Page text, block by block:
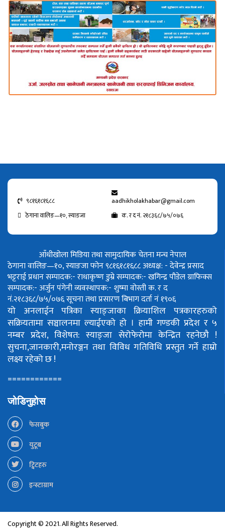
९८१६१८१६८८
aadhikholakhabar@gmail.com
ठेगाना वालिङ—१०, स्याङजा
क. र द नं. २१८३६८/७५/०७६
आँधीखोला मिडिया तथा सामुदायिक चेतना मन्च नेपाल
ठेगाना वालिङ—१०, स्याङजा फोन ९८१६१८१६८८अध्यक्ष: - देवेन्द्र प्रसाद
भट्टराईप्रधान सम्पादक:- राधाकृष्ण डुम्रेसम्पादक:- खगिन्द्र पौडेलग्राफिक्स
सम्पादक:- अर्जुन पंगेनीव्यवस्थापक:- शुष्मा वोस्तीक. र द
नं.२१८३६८/७५/०७६सूचना तथा प्रसारण बिभाग दर्ता नं १९०६
यो अनलाईन पत्रिका स्याङ्जाका क्रियाशिल पत्रकारहरुको
सक्रियतामा सञ्चालनमा ल्याईएको हो । हामी गण्डकी प्रदेश र ५
नम्बर प्रदेश, विशेषत: स्याङ्जा सेरोफेरोमा केन्द्रित रहनेछौ !
सुचना,जानकारी,मनोरञ्जन तथा विविध गतिविधि प्रस्तुत गर्ने हाम्रो
लक्ष्य रहेको छ !
============
जोडिनुहोस
फेसबुक
युटूब
ट्विटहरु
इन्स्टाग्राम
Copyright © 2021. All Rights Reserved.